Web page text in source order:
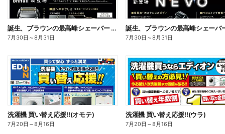
誕生、ブラウンの最高峰シェーバー 発売記念ご購入特典 実施中!(オモテ)
7月30日 ～8月31日 7月30日 ～8月31日
洗濯機 買い替え応援!!(オモテ)
7月20日 ～8月16日
洗濯機 買い替え応援!!(ウラ)
7月20日 ～8月16日